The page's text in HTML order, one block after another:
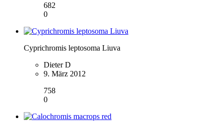
682
0
Cyprichromis leptosoma Liuva
Dieter D
9. März 2012
758
0